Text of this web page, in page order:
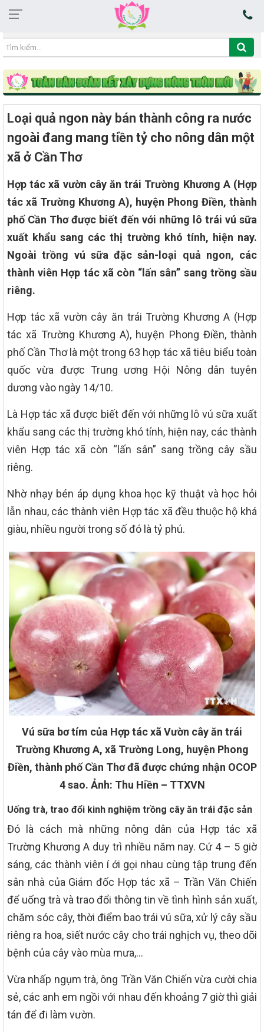
16:35:00 06/08/2026
Loại quả ngon này bán thành công ra nước
ngoài đang mang tiền tỷ cho nông dân một
xã ở Cần Thơ
Hợp tác xã vườn cây ăn trái Trường Khương A (Hợp
tác xã Trường Khương A), huyện Phong Điền, thành
phố Cần Thơ được biết đến với những lô trái vú sữa
xuất khẩu sang các thị trường khó tính, hiện nay.
Ngoài trồng vú sữa đặc sản-loại quả ngon, các
thành viên Hợp tác xã còn “lấn sân” sang trồng sầu
riêng.
Hợp tác xã vườn cây ăn trái Trường Khương A (Hợp
tác xã Trường Khương A), huyện Phong Điền, thành
phố Cần Thơ là một trong 63 hợp tác xã tiêu biểu toàn
quốc vừa được Trung ương Hội Nông dân tuyên
dương vào ngày 14/10.
Là Hợp tác xã được biết đến với những lô vú sữa xuất
khẩu sang các thị trường khó tính, hiện nay, các thành
viên Hợp tác xã còn “lấn sân” sang trồng cây sầu
riêng.
Nhờ nhạy bén áp dụng khoa học kỹ thuật và học hỏi
lẫn nhau, các thành viên Hợp tác xã đều thuộc hộ khá
giàu, nhiều người trong số đó là tỷ phú.
Vú sữa bơ tím của Hợp tác xã Vườn cây ăn trái
Trường Khương A, xã Trường Long, huyện Phong
Điền, thành phố Cần Thơ đã được chứng nhận OCOP
4 sao. Ảnh: Thu Hiền – TTXVN
Uống trà, trao đổi kinh nghiệm trồng cây ăn trái đặc sản
Đó là cách mà những nông dân của Hợp tác xã
Trường Khương A duy trì nhiều năm nay. Cứ 4 – 5 giờ
sáng, các thành viên í ới gọi nhau cùng tập trung đến
sân nhà của Giám đốc Hợp tác xã – Trần Văn Chiến
để uống trà và trao đổi thông tin về tình hình sản xuất,
chăm sóc cây, thời điểm bao trái vú sữa, xử lý cây sầu
riêng ra hoa, siết nước cây cho trái nghịch vụ, theo dõi
bệnh của cây vào mùa mưa,…
Vừa nhấp ngụm trà, ông Trần Văn Chiến vừa cười chia
sẻ, các anh em ngồi với nhau đến khoảng 7 giờ thì giải
tán để đi làm vườn.